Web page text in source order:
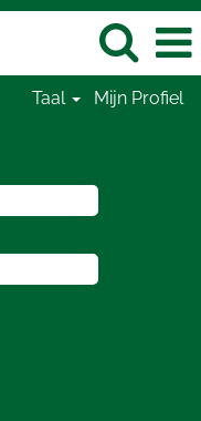
Taal Mijn Profiel